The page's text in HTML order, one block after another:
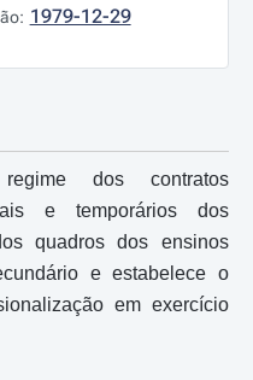
1979-12-29
dos contratos
e temporários dos
quadros dos ensinos
e estabelece o
em exercício